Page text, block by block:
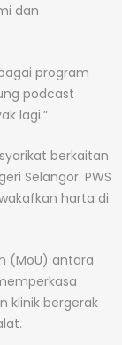
dan
program
podcast
lagi.”
berkaitan
Selangor. PWS
harta di
(MoU) antara
klinik bergerak